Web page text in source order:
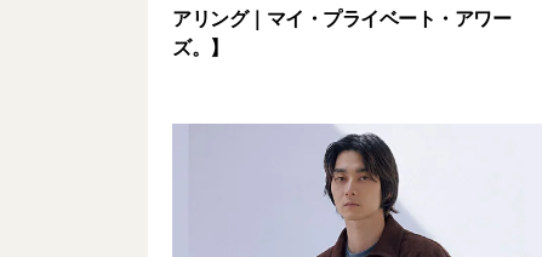
アリング｜マイ・プライベート・アワー
ズ。】